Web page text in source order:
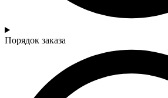
Порядок заказа